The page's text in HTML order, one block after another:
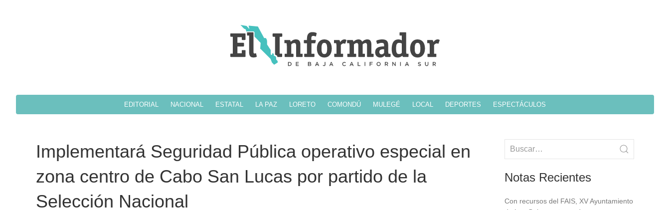
EDITORIAL NACIONAL ESTATAL LA PAZ LORETO COMONDÚ MULEGÉ LOCAL DEPORTES ESPECTÁCULOS
Implementará Seguridad Pública operativo especial en
zona centro de Cabo San Lucas por partido de la
Selección Nacional
Notas Recientes
Con recursos del FAIS, XV Ayuntamiento